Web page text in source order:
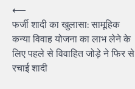
Post
navigation
⟵
फर्जी शादी का खुलासा: सामूहिक
कन्या विवाह योजना का लाभ लेने के
लिए पहले से विवाहित जोड़े ने फिर से
रचाई शादी